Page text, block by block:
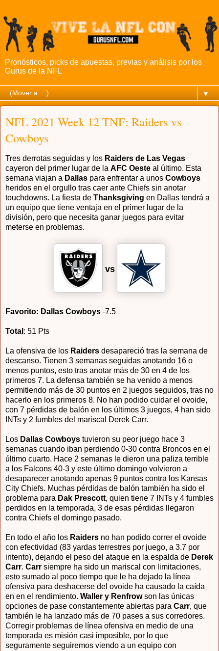
Pronósticos, picks de apuestas, previas y análisis por los
Gurus de la NFL
▼
NFL 2021 Week 12 TNF: Raiders vs
Cowboys
Tres derrotas seguidas y los Raiders de Las Vegas
cayeron del primer lugar de la AFC Oeste al último. Esta
semana viajan a Dallas para enfrentar a unos Cowboys
heridos en el orgullo tras caer ante Chiefs sin anotar
touchdowns. La fiesta de Thanksgiving en Dallas tendrá a
un equipo que tiene ventaja en el primer lugar de la
división, pero que necesita ganar juegos para evitar
meterse en problemas.
vs
Favorito: Dallas Cowboys -7.5
Total : 51 Pts
La ofensiva de los Raiders desapareció tras la semana de
descanso. Tienen 3 semanas seguidas anotando 16 o
menos puntos, esto tras anotar más de 30 en 4 de los
primeros 7. La defensa también se ha venido a menos
permitiendo más de 30 puntos en 2 juegos seguidos, tras no
hacerlo en los primeros 8. No han podido cuidar el ovoide,
con 7 pérdidas de balón en los últimos 3 juegos, 4 han sido
INTs y 2 fumbles del mariscal Derek Carr.
Los Dallas Cowboys tuvieron su peor juego hace 3
semanas cuando iban perdiendo 0-30 contra Broncos en el
último cuarto. Hace 2 semanas le dieron una paliza terrible
a los Falcons 40-3 y este último domingo volvieron a
desaparecer anotando apenas 9 puntos contra los Kansas
City Chiefs. Muchas pérdidas de balón también ha sido el
problema para Dak Prescott, quien tiene 7 INTs y 4 fumbles
perdidos en la temporada, 3 de esas pérdidas llegaron
contra Chiefs el domingo pasado.
En todo el año los Raiders no han podido correr el ovoide
con efectividad (83 yardas terrestres por juego, a 3.7 por
intento), dejando el peso del ataque en la espalda de Derek
Carr. Carr siempre ha sido un mariscal con limitaciones,
esto sumado al poco tiempo que le ha dejado la línea
ofensiva para deshacerse del ovoide ha causado la caída
en en el rendimiento. Waller y Renfrowson las únicas
opciones de pase constantemente abiertas para Carr, que
también le ha lanzado más de 70 pases a sus corredores.
Corregir problemas de línea ofensiva en medio de una
temporada es misión casi imposible, por lo que
seguramente seguiremos viendo a un equipo con